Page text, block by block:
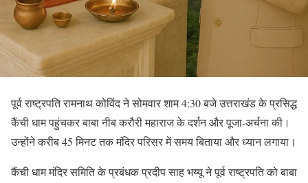
पूर्व राष्ट्रपति रामनाथ कोविंद ने सोमवार शाम 4:30 बजे उत्तराखंड के प्रसिद्ध
कैंची धाम पहुंचकर बाबा नीब करौरी महाराज के दर्शन और पूजा-अर्चना की।
उन्होंने करीब 45 मिनट तक मंदिर परिसर में समय बिताया और ध्यान लगाया।
कैंची धाम मंदिर समिति के प्रबंधक प्रदीप साह भय्यू ने पूर्व राष्ट्रपति को बाबा